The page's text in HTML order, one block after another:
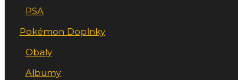
PSA
Pokémon Doplnky
Obaly
Albumy